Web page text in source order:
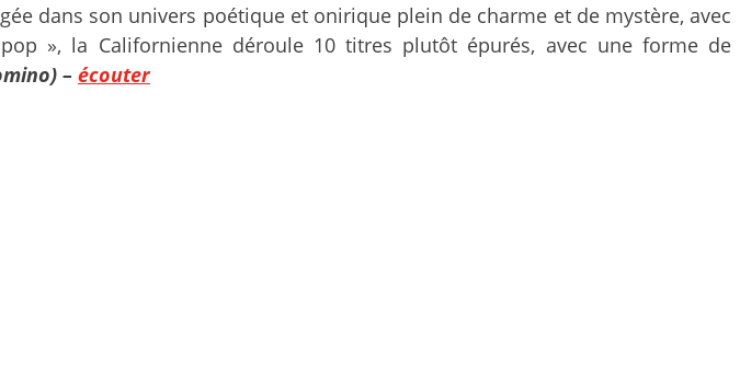
dans son univers poétique et onirique plein de charme et de mystère, avec
», la Californienne déroule 10 titres plutôt épurés, avec une forme de
– écouter